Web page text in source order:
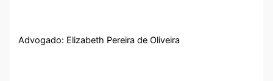
Advogado: Elizabeth Pereira de Oliveira